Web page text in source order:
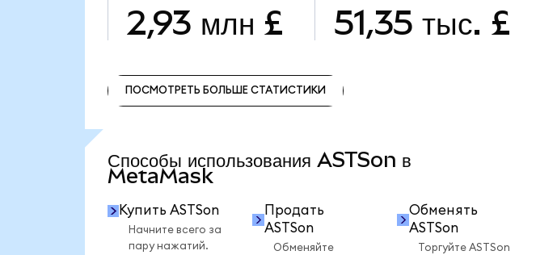
2,93 млн £ 51,35 тыс. £
ПОСМОТРЕТЬ БОЛЬШЕ СТАТИСТИКИ
Способы использования ASTSon в
MetaMask
Купить ASTSon
Начните всего за
пару нажатий.
Продать
ASTSon
Обменяйте
Обменять
ASTSon
Торгуйте ASTSon